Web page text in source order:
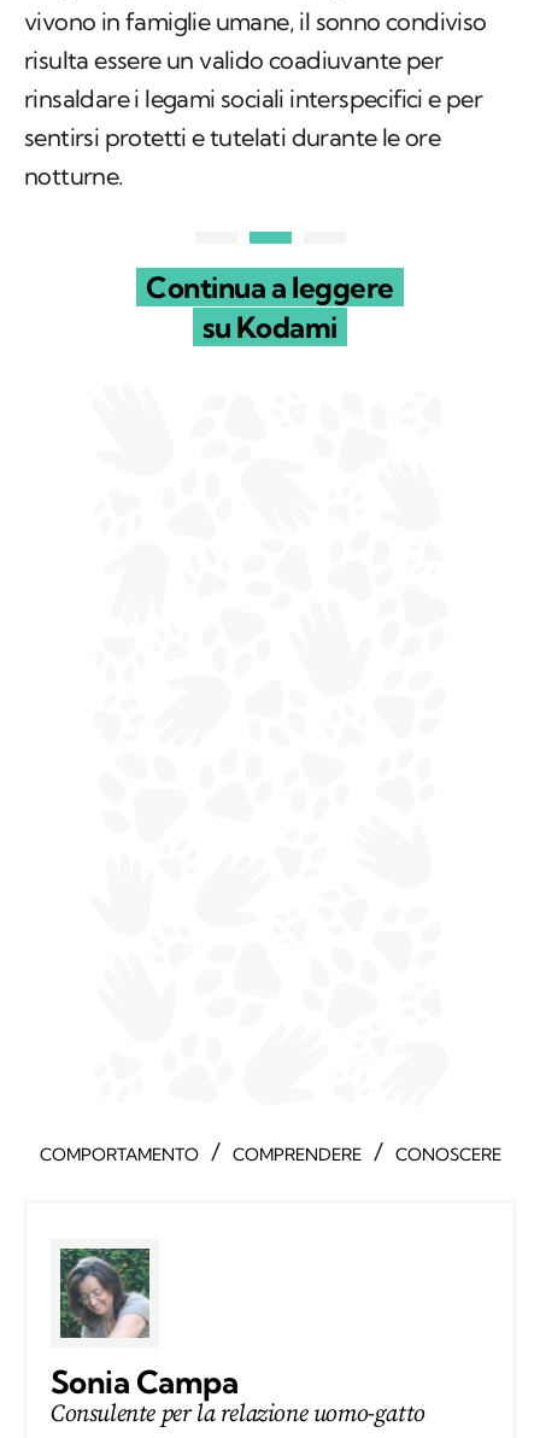
vivono in famiglie umane, il sonno condiviso
risulta essere un valido coadiuvante per
rinsaldare i legami sociali interspecifici e per
sentirsi protetti e tutelati durante le ore
notturne.
Continua a leggere
su Kodami
COMPORTAMENTO / COMPRENDERE / CONOSCERE
Sonia Campa
Consulente per la relazione uomo-gatto